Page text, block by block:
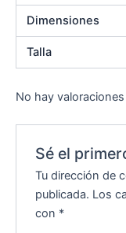
Dimensiones
Talla
No hay valoraciones
Sé el
Tu dirección de
publicada. Los
con *